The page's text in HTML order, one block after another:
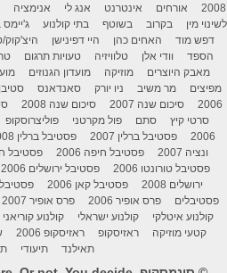
2008
אורחים אינטרנט אנג לי אנימציה
לשינוי מין
בקרוב בשוטף בתי קולנוע ג'יימס
דפש מוד
האחים כהן היי דפינישן היצ'קוק/
הספד
וודי אלן טלוויזיה טעויות תרגום
מאבק היוצרים
מוזיקה מועדון הגנוזים
מפיצים
מר משיב ניו יורק סאנדאנס
2006
סיכום שנה 2007 סיכום שנה 2008
סרטי קיץ
סתם פול מקרטני פוליצרוסקופ
2006
פסטיבל ברלין 2007 פסטיבל ברלין 2008
ונציה 2007
פסטיבל חיפה 2006 פסטיבל
פסטיבל טורונטו 2006
פסטיבל ירושלים 2006
ירושלים 2008
פסטיבל קאן 2006 פסטיבל
פסטיבלים
פרס אופיר 2006 פרס אופיר 2007
קולנוע איטלקי
קולנוע ישראלי קולנוע קוריאני
קטעי מוזיקה
ראזיסקופ ראזיסקופ 2006
תאילנד
תיעודי